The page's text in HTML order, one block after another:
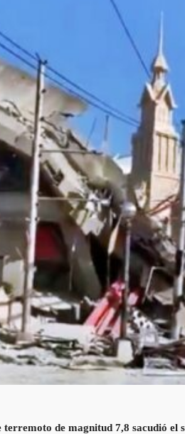
terremoto de magnitud 7,8 sacudió el